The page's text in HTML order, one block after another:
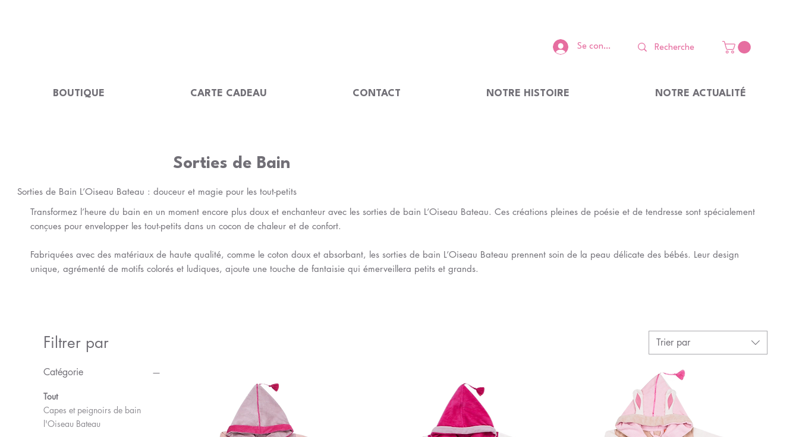
Se connecter
BOUTIQUE CARTE CADEAU CONTACT NOTRE HISTOIRE NOTRE ACTUALITÉ
Sorties de Bain
Sorties de Bain L’Oiseau Bateau : douceur et magie pour les tout-petits
Transformez l’heure du bain en un moment encore plus doux et enchanteur avec les sorties de bain L’Oiseau Bateau. Ces créations pleines de poésie et de tendresse sont spécialement
conçues pour envelopper les tout-petits dans un cocon de chaleur et de confort.
Fabriquées avec des matériaux de haute qualité, comme le coton doux et absorbant, les sorties de bain L’Oiseau Bateau prennent soin de la peau délicate des bébés. Leur design
unique, agrémenté de motifs colorés et ludiques, ajoute une touche de fantaisie qui émerveillera petits et grands.
Filtrer par
Catégorie
Tout
Capes et peignoirs de bain
l'Oiseau Bateau
Trier par